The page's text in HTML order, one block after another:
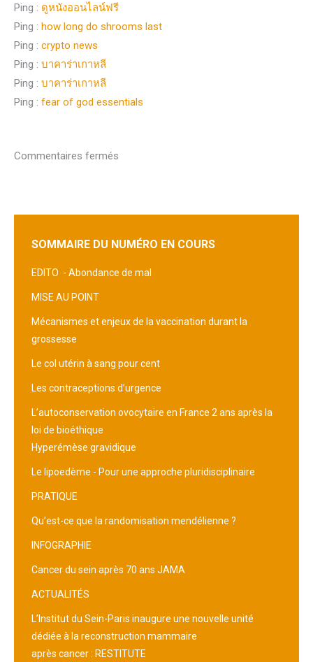
Ping : ดูหนังออนไลน์ฟรี
Ping : how long do shrooms last
Ping : crypto news
Ping : บาคาร่าเกาหลี
Ping : บาคาร่าเกาหลี
Ping : fear of god essentials
Commentaires fermés
SOMMAIRE DU NUMÉRO EN COURS
EDITO - Abondance de mal
MISE AU POINT
Mécanismes et enjeux de la vaccination durant la
grossesse
Le col utérin à sang pour cent
Les contraceptions d’urgence
L’autoconservation ovocytaire en France 2 ans après la
loi de bioéthique
Hyperémèse gravidique
Le lipoedème - Pour une approche pluridisciplinaire
PRATIQUE
Qu’est-ce que la randomisation mendélienne ?
INFOGRAPHIE
Cancer du sein après 70 ans JAMA
ACTUALITÉS
L’Institut du Sein-Paris inaugure une nouvelle unité
dédiée à la reconstruction mammaire
après cancer : RESTITUTE